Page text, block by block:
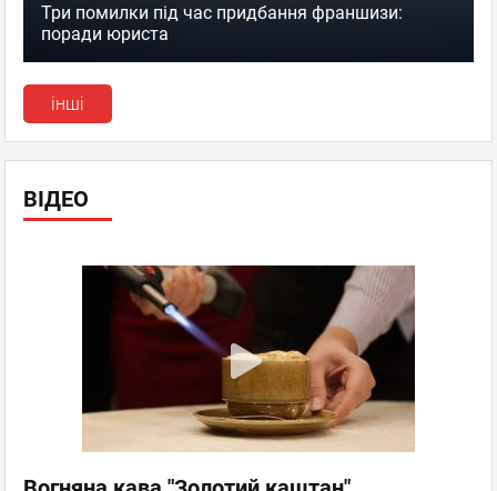
Три помилки під час придбання франшизи:
поради юриста
інші
ВІДЕО